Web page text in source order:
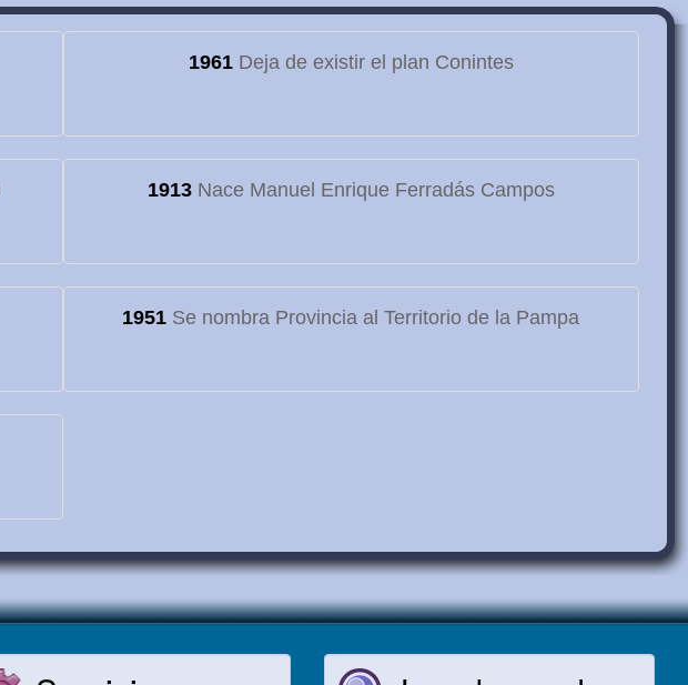
1961Deja de existir el plan Conintes
1913Nace Manuel Enrique Ferradás Campos
1951 Se nombra Provincia al Territorio de la Pampa